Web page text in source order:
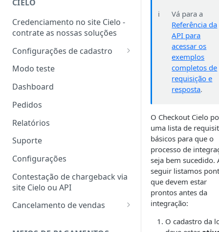
e Checkout
CIELO
Credenciamento no site Cielo -
contrate as nossas soluções
Configurações de cadastro
Dados de cadastro
Dados da conta
Gestão de acessos
Modo teste
Dashboard
Pedidos
Relatórios
Suporte
Configurações
Contestação de chargeback via
site Cielo ou API
Cancelamento de vendas
ℹ️
Vá para a
Referência da
API para
acessar os
exemplos
completos de
requisição e
resposta.
O Checkout Cielo
uma lista de
básicos para que o
processo de
seja bem sucedido.
seguir listamos
que devem estar
prontos antes da
integração:
O cadastro da